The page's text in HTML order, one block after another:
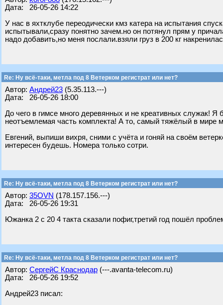
Дата: 26-05-26 14:22
У нас в яхтклубе переодически кмз катера на испытания
испытывали,сразу понятно зачем.но он потянул прям у
надо добавить,но меня послали.взяли груз в 200 кг
Re: Ну всё-таки, метла под 8 Ветерком регистрат или нет?
Автор: Андрей23 (5.35.113.---)
Дата: 26-05-26 18:00
До чего в гимсе много деревянных и не креативных служак!
неотъемлемая часть комплекта! А то, самый тяжёлый в мире
Евгений, выпиши вихря, сними с учёта и гоняй на своём
интересен будешь. Номера только сотри.
Re: Ну всё-таки, метла под 8 Ветерком регистрат или нет?
Автор: 35OVN (178.157.156.---)
Дата: 26-05-26 19:31
Южанка 2 с 20 4 такта сказали пофиг,третий год пошёл
Re: Ну всё-таки, метла под 8 Ветерком регистрат или нет?
Автор: СергейС Краснодар (---.avanta-telecom.ru)
Дата: 26-05-26 19:52
Андрей23 писал: